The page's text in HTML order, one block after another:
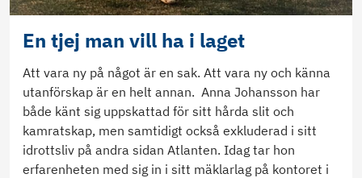
En tjej man vill ha i laget
Att vara ny på något är en sak. Att vara ny och känna
utanförskap är en helt annan. Anna Johansson har
både känt sig uppskattad för sitt hårda slit och
kamratskap, men samtidigt också exkluderad i sitt
idrottsliv på andra sidan Atlanten. Idag tar hon
erfarenheten med sig in i sitt mäklarlag på kontoret i